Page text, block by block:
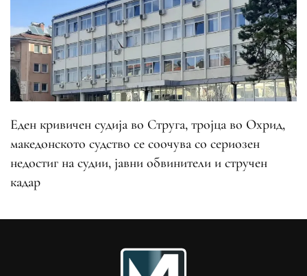
Еден кривичен судија во Струга, тројца во Охрид,
македонското судство се соочува со сериозен
недостиг на судии, јавни обвинители и стручен
кадар